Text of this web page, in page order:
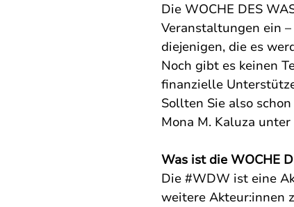
Die WOCHE DES
Veranstaltungen ein
diejenigen, die es
Noch gibt es keinen
finanzielle
Sollten Sie also
Mona M. Kaluza unter
Was ist die WOCHE
Die #WDW ist eine
weitere Akteur:innen